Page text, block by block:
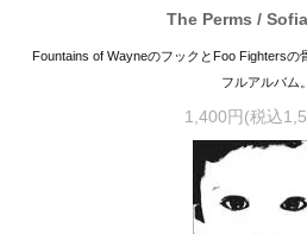
The Perms /
Fountains of WayneのフックとFoo Fighters
フルアルバム。
1,400円(税込